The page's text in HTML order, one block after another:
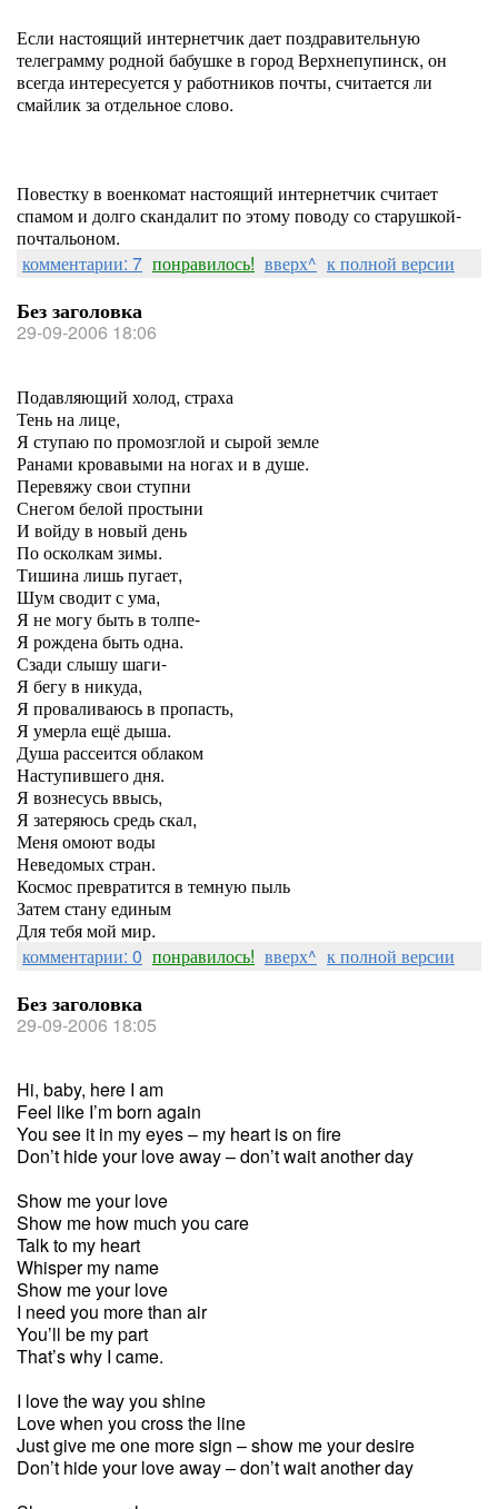
Если настоящий интернетчик дает поздравительную
телеграмму родной бабушке в город Верхнепупинск, он
всегда интересуется у работников почты, считается ли
смайлик за отдельное слово.
Повестку в военкомат настоящий интернетчик считает
спамом и долго скандалит по этому поводу со старушкой-
почтальоном.
комментарии: 7 понравилось! вверх^ к полной версии
Без заголовка
29-09-2006 18:06
Подавляющий холод, страха
Тень на лице,
Я ступаю по промозглой и сырой земле
Ранами кровавыми на ногах и в душе.
Перевяжу свои ступни
Снегом белой простыни
И войду в новый день
По осколкам зимы.
Тишина лишь пугает,
Шум сводит с ума,
Я не могу быть в толпе-
Я рождена быть одна.
Сзади слышу шаги-
Я бегу в никуда,
Я проваливаюсь в пропасть,
Я умерла ещё дыша.
Душа рассеится облаком
Наступившего дня.
Я вознесусь ввысь,
Я затеряюсь средь скал,
Меня омоют воды
Неведомых стран.
Космос превратится в темную пыль
Затем стану единым
Для тебя мой мир.
комментарии: 0 понравилось! вверх^ к полной версии
Без заголовка
29-09-2006 18:05
Hi, baby, here I am
Feel like I’m born again
You see it in my eyes – my heart is on fire
Don’t hide your love away – don’t wait another day
Show me your love
Show me how much you care
Talk to my heart
Whisper my name
Show me your love
I need you more than air
You’ll be my part
That’s why I came.
I love the way you shine
Love when you cross the line
Just give me one more sign – show me your desire
Don’t hide your love away – don’t wait another day